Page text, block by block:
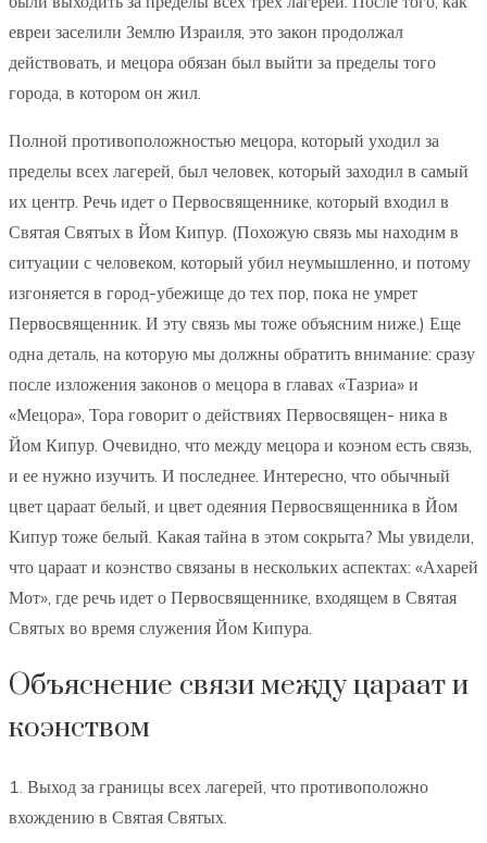
евреи заселили Землю Израиля, это закон продолжал
действовать, и мецора обязан был выйти за пределы того
города, в котором он жил.
Полной противоположностью мецора, который уходил за
пределы всех лагерей, был человек, который заходил в самый
их центр. Речь идет о Первосвященнике, который входил в
Святая Святых в Йом Кипур. (Похожую связь мы находим в
ситуации с человеком, который убил неумышленно, и потому
изгоняется в город-убежище до тех пор, пока не умрет
Первосвященник. И эту связь мы тоже объясним ниже.) Еще
одна деталь, на которую мы должны обратить внимание: сразу
после изложения законов о мецора в главах «Тазриа» и
«Мецора», Тора говорит о действиях Первосвящен- ника в
Йом Кипур. Очевидно, что между мецора и коэном есть связь,
и ее нужно изучить. И последнее. Интересно, что обычный
цвет цараат белый, и цвет одеяния Первосвященника в Йом
Кипур тоже белый. Какая тайна в этом сокрыта? Мы увидели,
что цараат и коэнство связаны в нескольких аспектах: «Ахарей
Мот», где речь идет о Первосвященнике, входящем в Святая
Святых во время служения Йом Кипура.
Объяснение связи между цараат и
коэнством
1. Выход за границы всех лагерей, что противоположно
вхождению в Святая Святых.